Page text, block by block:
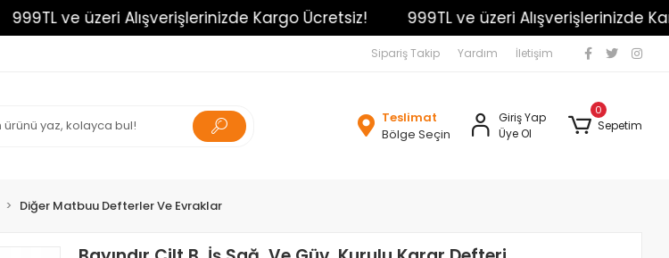
999TL ve üzeri Alışverişlerinizde Kargo Ücretsiz! 999TL ve üzeri Alışverişlerinizde
Sipariş Takip Yardım İletişim
Teslimat
Bölge Seçin
Giriş Yap
Üye Ol
0
Sepetim
Diğer Matbuu Defterler Ve Evraklar